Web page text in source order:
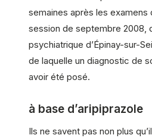
semaines après les examens
session de septembre 2008,
psychiatrique d’Épinay-sur-
de laquelle un diagnostic de
avoir été posé.
à base d’aripiprazole
Ils ne savent pas non plus